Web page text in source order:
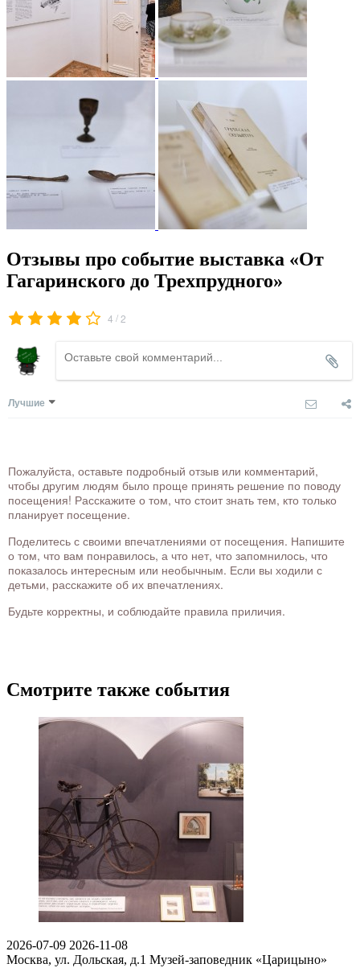
Отзывы про событие выставка «От
Гагаринского до Трехпрудного»
4 /2
Лучшие
Пожалуйста, оставьте подробный отзыв или комментарий,
чтобы другим людям было проще принять решение по поводу
посещения! Расскажите о том, что стоит знать тем, кто только
планирует посещение.
Поделитесь с своими впечатлениями от посещения. Напишите
о том, что вам понравилось, а что нет, что запомнилось, что
показалось интересным или необычным. Если вы ходили с
детьми, расскажите об их впечатлениях.
Будьте корректны, и соблюдайте правила приличия.
Смотрите также события
2026-07-09 2026-11-08
Москва, ул. Дольская, д.1 Музей-заповедник «Царицыно»